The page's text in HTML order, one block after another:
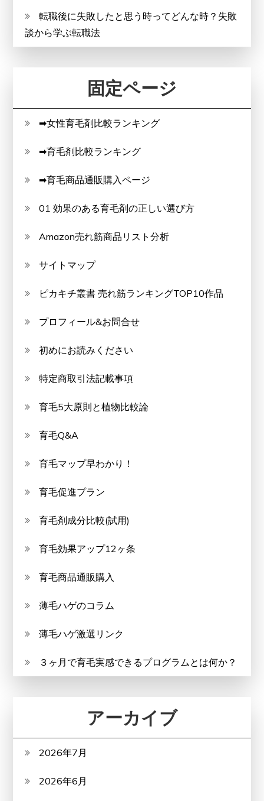
転職後に失敗したと思う時ってどんな時？失敗
談から学ぶ転職法
固定ページ
➡女性育毛剤比較ランキング
➡育毛剤比較ランキング
➡育毛商品通販購入ページ
01 効果のある育毛剤の正しい選び方
Amazon売れ筋商品リスト分析
サイトマップ
ピカキチ叢書 売れ筋ランキングTOP10作品
プロフィール&お問合せ
初めにお読みください
特定商取引法記載事項
育毛5大原則と植物比較論
育毛Q&A
育毛マップ早わかり！
育毛促進プラン
育毛剤成分比較(試用)
育毛効果アップ12ヶ条
育毛商品通販購入
薄毛ハゲのコラム
薄毛ハゲ激選リンク
３ヶ月で育毛実感できるプログラムとは何か？
アーカイブ
2026年7月
2026年6月